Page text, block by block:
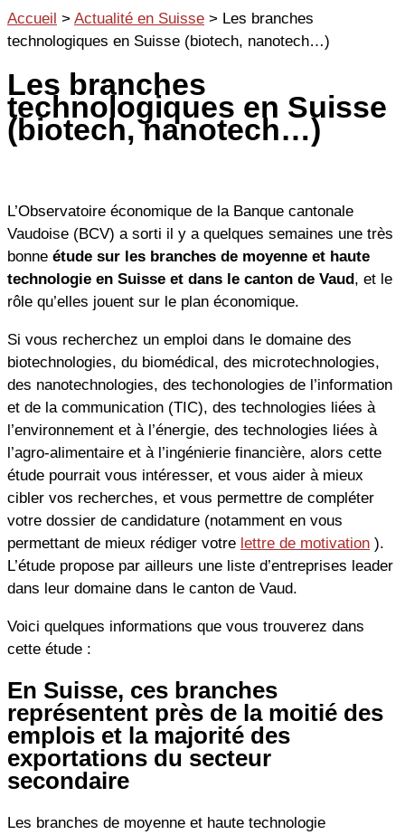
Aller
au
Accueil > Actualité en Suisse > Les branches
technologiques en Suisse (biotech, nanotech…)
Les branches
technologiques en Suisse
(biotech, nanotech…)
L’Observatoire économique de la Banque cantonale
Vaudoise (BCV) a sorti il y a quelques semaines une très
bonne étude sur les branches de moyenne et haute
technologie en Suisse et dans le canton de Vaud, et le
rôle qu’elles jouent sur le plan économique.
Si vous recherchez un emploi dans le domaine des
biotechnologies, du biomédical, des microtechnologies,
des nanotechnologies, des techonologies de l’information
et de la communication (TIC), des technologies liées à
l’environnement et à l’énergie, des technologies liées à
l’agro-alimentaire et à l’ingénierie financière, alors cette
étude pourrait vous intéresser, et vous aider à mieux
cibler vos recherches, et vous permettre de compléter
votre dossier de candidature (notamment en vous
permettant de mieux rédiger votre lettre de motivation ).
L’étude propose par ailleurs une liste d’entreprises leader
dans leur domaine dans le canton de Vaud.
Voici quelques informations que vous trouverez dans
cette étude :
En Suisse, ces branches
représentent près de la moitié des
emplois et la majorité des
exportations du secteur
secondaire
Les branches de moyenne et haute technologie